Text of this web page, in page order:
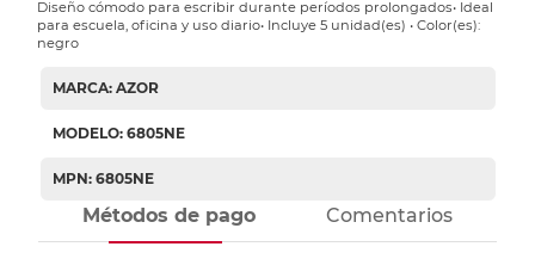
Diseño cómodo para escribir durante períodos prolongados• Ideal
para escuela, oficina y uso diario• Incluye 5 unidad(es) • Color(es):
negro
MARCA: AZOR
MODELO: 6805NE
MPN: 6805NE
Métodos de pago Comentarios